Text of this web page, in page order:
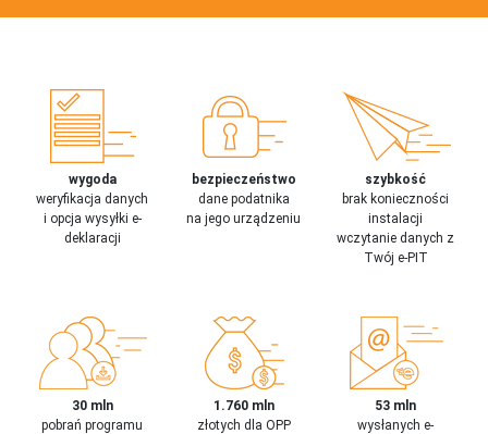
wygoda
weryfikacja danych
i opcja wysyłki e-
deklaracji
bezpieczeństwo
dane podatnika
na jego urządzeniu
szybkość
brak konieczności
instalacji
wczytanie danych z
Twój e-PIT
30 mln
pobrań programu
1.760 mln
złotych dla OPP
53 mln
wysłanych e-